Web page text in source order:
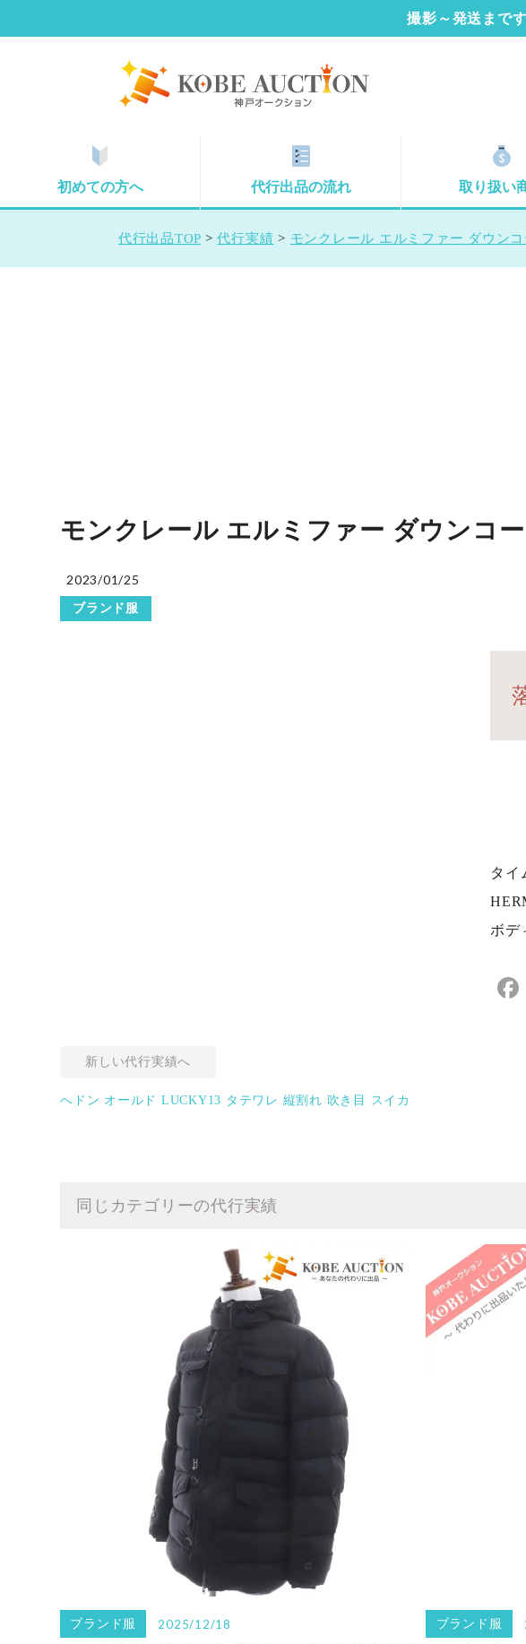
撮影～発送まで
初めての方へ 代行出品の流れ 取り扱い
代行出品TOP >代行実績 > モンクレール エルミファー ダウン
モンクレール エルミファー ダウンコ
2023/01/25
ブランド服
タイ
ボデ
新しい代行実績へ
へドン オールド LUCKY13 タテワレ 縦割れ 吹き目 スイカ
同じカテゴリーの代行実績
ブランド服 2025/12/18 ブランド服